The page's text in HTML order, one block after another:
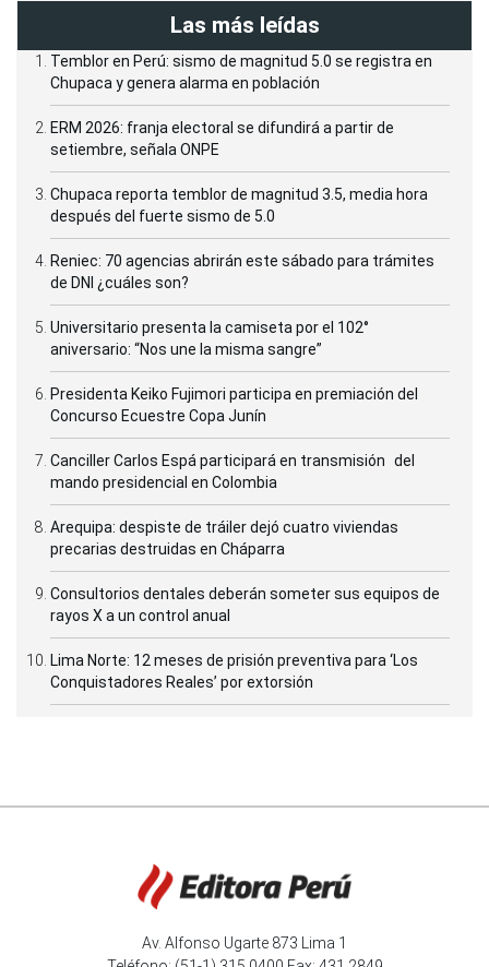
Las más leídas
Temblor en Perú: sismo de magnitud 5.0 se registra en
Chupaca y genera alarma en población
ERM 2026: franja electoral se difundirá a partir de
setiembre, señala ONPE
Chupaca reporta temblor de magnitud 3.5, media hora
después del fuerte sismo de 5.0
Reniec: 70 agencias abrirán este sábado para trámites
de DNI ¿cuáles son?
Universitario presenta la camiseta por el 102°
aniversario: “Nos une la misma sangre”
Presidenta Keiko Fujimori participa en premiación del
Concurso Ecuestre Copa Junín
Canciller Carlos Espá participará en transmisión del
mando presidencial en Colombia
Arequipa: despiste de tráiler dejó cuatro viviendas
precarias destruidas en Cháparra
Consultorios dentales deberán someter sus equipos de
rayos X a un control anual
Lima Norte: 12 meses de prisión preventiva para ‘Los
Conquistadores Reales’ por extorsión
Av. Alfonso Ugarte 873 Lima 1